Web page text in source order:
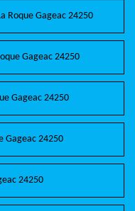
Roque Gageac 24250
Gageac 24250
Gageac 24250
Gageac 24250
24250